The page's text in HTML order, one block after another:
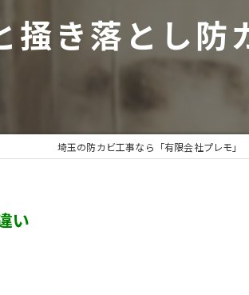
壁紙カビ・壁紙下地のカビ
『またか…』の天井結露クレー
漏水事故のカビ
部屋の除菌消臭
掻き落とし防
埼玉の防カビ工事なら「有限会社プレモ」
い